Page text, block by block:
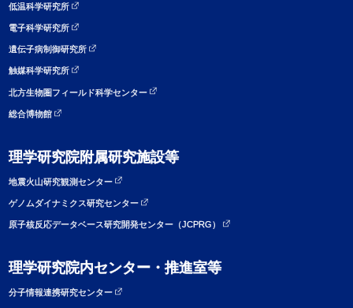
低温科学研究所
電子科学研究所
遺伝子病制御研究所
触媒科学研究所
北方生物圏フィールド科学センター
総合博物館
理学研究院附属研究施設等
地震火山研究観測センター
ゲノムダイナミクス研究センター
原子核反応データベース研究開発センター（JCPRG）
理学研究院内センター・推進室等
分子情報連携研究センター